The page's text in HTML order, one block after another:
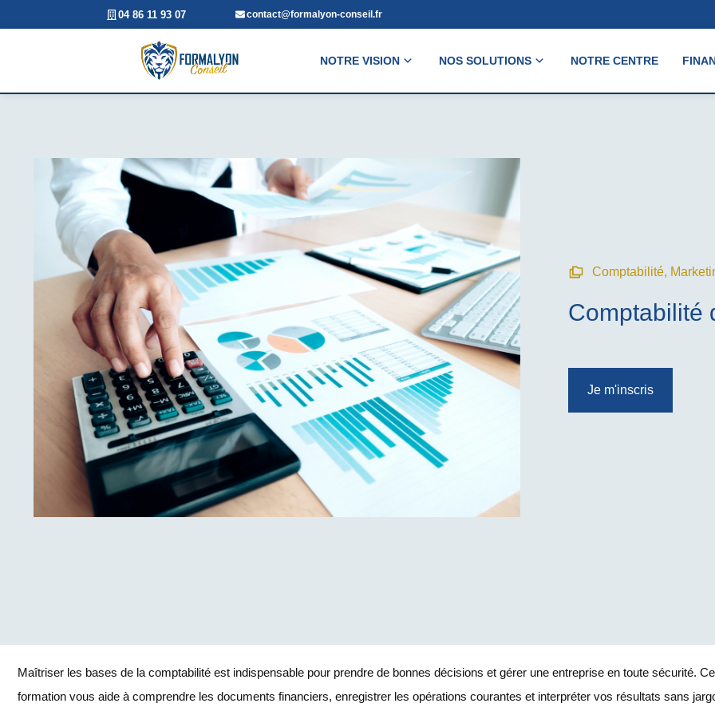
04 86 11 93 07 contact@formalyon-conseil.fr
NOTRE VISION NOS SOLUTIONS NOTRE CENTRE
Comptabilité,
Comptabilité
Je m'inscris
Maîtriser les bases de la comptabilité est indispensable pour prendre de bonnes décisions et gérer une entreprise en toute sécurité.
formation vous aide à comprendre les documents financiers, enregistrer les opérations courantes et interpréter vos résultats sans